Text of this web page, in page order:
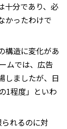
十分であり、必
かったわけで
構造に変化があ
ムでは、広告
しましたが、日
1程度」といわ
れるのに対